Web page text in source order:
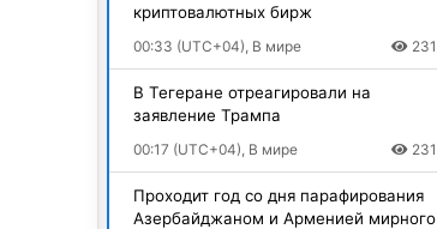
криптовалютных бирж
00:33 (UTC+04), В мире 231
В Тегеране отреагировали на
заявление Трампа
00:17 (UTC+04), В мире 231
Проходит год со дня парафирования
Азербайджаном и Арменией мирного